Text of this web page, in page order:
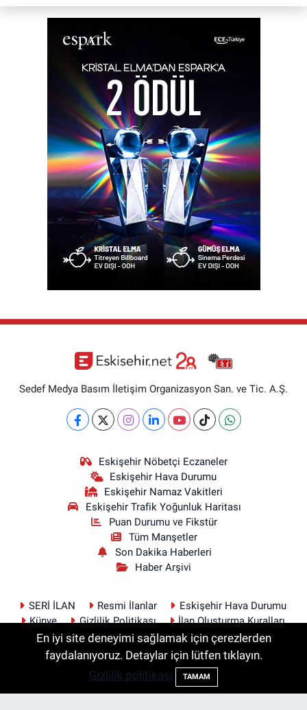
Sedef Medya Basım İletişim Organizasyon San. ve Tic. A.Ş.
Eskişehir Nöbetçi Eczaneler
Eskişehir Hava Durumu
Eskişehir Namaz Vakitleri
Eskişehir Trafik Yoğunluk Haritası
Puan Durumu ve Fikstür
Tüm Manşetler
Son Dakika Haberleri
Haber Arşivi
SERİ İLAN Resmi İlanlar
Eskişehir Hava Durumu
Künye
Gizlilik Politikası
İlan Oluşturma Kuralları
İletişim
En iyi site deneyimi sağlamak için çerezlerden
faydalanıyoruz. Detaylar için lütfen tıklayın.
Gizlilik politikası
TAMAM